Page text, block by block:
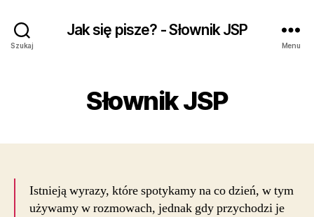
Szukaj
Jak się pisze? - Słownik JSP
Menu
Słownik JSP
Istnieją wyrazy, które spotykamy na co dzień, w tym
używamy w rozmowach, jednak gdy przychodzi je